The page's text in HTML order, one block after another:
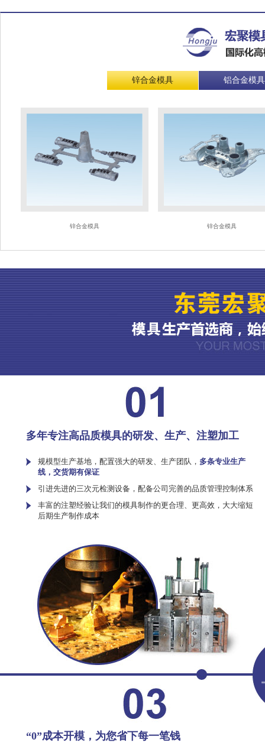
锌合金模具 铝合金模具
锌合金模具 锌合金模具
多年专注高品质模具的研发、生产、注塑加工
规模型生产基地，配置强大的研发、生产团队， 多条专业生产
线，交货期有保证
引进先进的三次元检测设备，配备公司完善的品质管理控制体系
丰富的注塑经验让我们的模具制作的更合理、更高效，大大缩短
后期生产制作成本
“0”成本开模，为您省下每一笔钱